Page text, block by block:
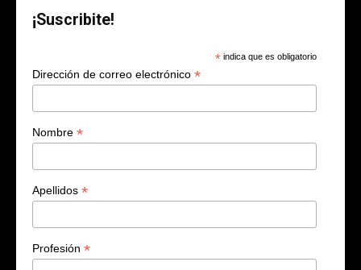
¡Suscribite!
* indica que es obligatorio
Dirección de correo electrónico *
Nombre *
Apellidos *
Profesión *